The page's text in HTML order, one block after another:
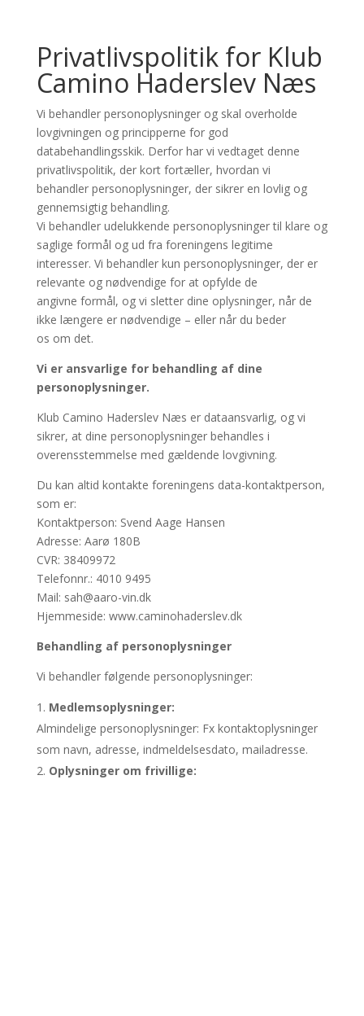
Privatlivspolitik for Klub
Camino Haderslev Næs
Vi behandler personoplysninger og skal overholde
lovgivningen og principperne for god
databehandlingsskik. Derfor har vi vedtaget denne
privatlivspolitik, der kort fortæller, hvordan vi
behandler personoplysninger, der sikrer en lovlig og
gennemsigtig behandling.
Vi behandler udelukkende personoplysninger til klare og
saglige formål og ud fra foreningens legitime
interesser. Vi behandler kun personoplysninger, der er
relevante og nødvendige for at opfylde de
angivne formål, og vi sletter dine oplysninger, når de
ikke længere er nødvendige – eller når du beder
os om det.
Vi er ansvarlige for behandling af dine
personoplysninger.
Klub Camino Haderslev Næs er dataansvarlig, og vi
sikrer, at dine personoplysninger behandles i
overensstemmelse med gældende lovgivning.
Du kan altid kontakte foreningens data-kontaktperson,
som er:
Kontaktperson: Svend Aage Hansen
Adresse: Aarø 180B
CVR: 38409972
Telefonnr.: 4010 9495
Mail: sah@aaro-vin.dk
Hjemmeside: www.caminohaderslev.dk
Behandling af personoplysninger
Vi behandler følgende personoplysninger:
Medlemsoplysninger:
Almindelige personoplysninger: Fx kontaktoplysninger
som navn, adresse, indmeldelsesdato, mailadresse.
Oplysninger om frivillige: